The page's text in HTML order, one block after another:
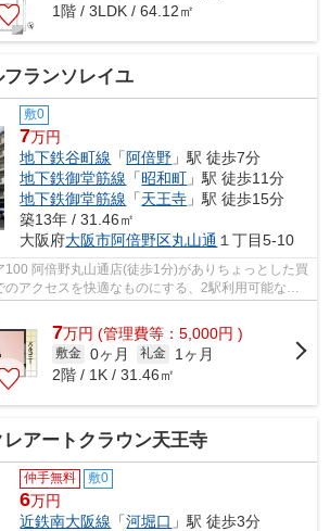
1階 / 3LDK / 64.12㎡
フランソレイユ
敷0
7万円
地下鉄谷町線 「 阿倍野 」駅 徒歩7分
地下鉄御堂筋線 「昭和町 」駅 徒歩11分
地下鉄御堂筋線 「天王寺 」駅 徒歩15分
築13年 / 31.46㎡
大阪府大阪市阿倍野区丸山通 １丁目5-10
阿倍野丸山通店(徒歩1分)がありちょっとした買
のアクセスを快適なものにする、2駅利用可能な物
7万円 (管理費等：5,000円 )
敷金 0ヶ月 礼金
1ヶ月
2階 / 1K / 31.46㎡
レアートクラウン天王寺
仲手無料 敷0
6万円
近鉄南大阪線 「河堀口 」駅 徒歩3分